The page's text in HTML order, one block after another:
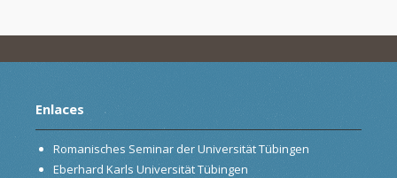
Enlaces
Romanisches Seminar der Universität Tübingen
Eberhard Karls Universität Tübingen